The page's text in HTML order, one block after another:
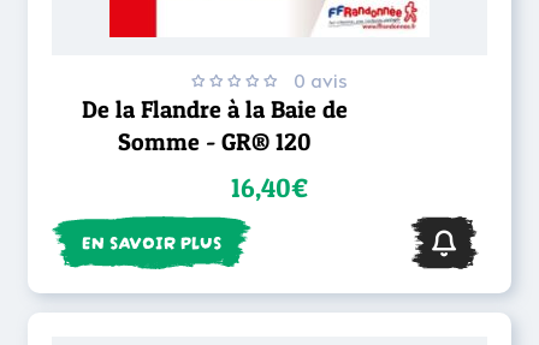
0 avis
De la Flandre à la Baie de
Somme - GR® 120
16,40€
EN SAVOIR PLUS